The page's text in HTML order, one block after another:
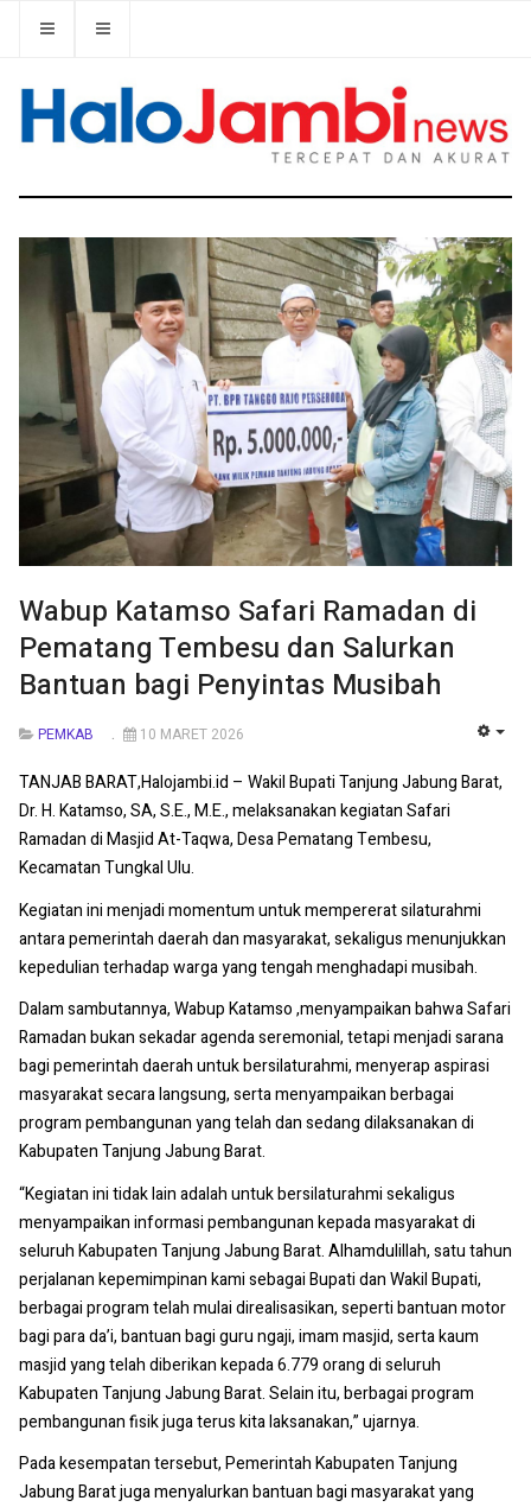
Wabup Katamso Safari Ramadan di
Pematang Tembesu dan Salurkan
Bantuan bagi Penyintas Musibah
PEMKAB 10 MARET 2026
TANJAB BARAT,Halojambi.id – Wakil Bupati Tanjung Jabung Barat,
Dr. H. Katamso, SA, S.E., M.E., melaksanakan kegiatan Safari
Ramadan di Masjid At-Taqwa, Desa Pematang Tembesu,
Kecamatan Tungkal Ulu.
Kegiatan ini menjadi momentum untuk mempererat silaturahmi
antara pemerintah daerah dan masyarakat, sekaligus menunjukkan
kepedulian terhadap warga yang tengah menghadapi musibah.
Dalam sambutannya, Wabup Katamso ,menyampaikan bahwa Safari
Ramadan bukan sekadar agenda seremonial, tetapi menjadi sarana
bagi pemerintah daerah untuk bersilaturahmi, menyerap aspirasi
masyarakat secara langsung, serta menyampaikan berbagai
program pembangunan yang telah dan sedang dilaksanakan di
Kabupaten Tanjung Jabung Barat.
“Kegiatan ini tidak lain adalah untuk bersilaturahmi sekaligus
menyampaikan informasi pembangunan kepada masyarakat di
seluruh Kabupaten Tanjung Jabung Barat. Alhamdulillah, satu tahun
perjalanan kepemimpinan kami sebagai Bupati dan Wakil Bupati,
berbagai program telah mulai direalisasikan, seperti bantuan motor
bagi para da’i, bantuan bagi guru ngaji, imam masjid, serta kaum
masjid yang telah diberikan kepada 6.779 orang di seluruh
Kabupaten Tanjung Jabung Barat. Selain itu, berbagai program
pembangunan fisik juga terus kita laksanakan,” ujarnya.
Pada kesempatan tersebut, Pemerintah Kabupaten Tanjung
Jabung Barat juga menyalurkan bantuan bagi masyarakat yang